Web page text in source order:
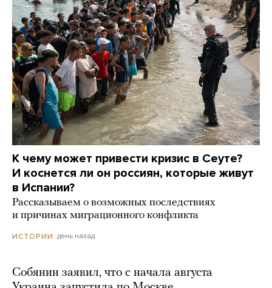
К чему может привести кризис в Сеуте?
И коснется ли он россиян, которые живут
в Испании?
Рассказываем о возможных последствиях
и причинах миграционного конфликта
ИСТОРИИ день назад
Собянин заявил, что с начала августа